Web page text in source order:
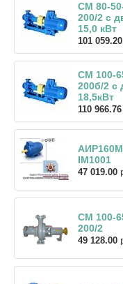
СМ 80-
200/2 с
15,0 кВт
101 059.20
СМ 100-
200б/2 с
18,5кВт
110 966.76
IM1001
47 019.00
СМ 100-
200/2
49 128.00